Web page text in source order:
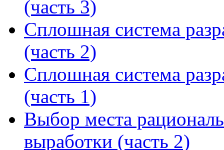
(часть 3)
Сплошная система
(часть 2)
Сплошная система
(часть 1)
Выбор места
выработки (часть 2)